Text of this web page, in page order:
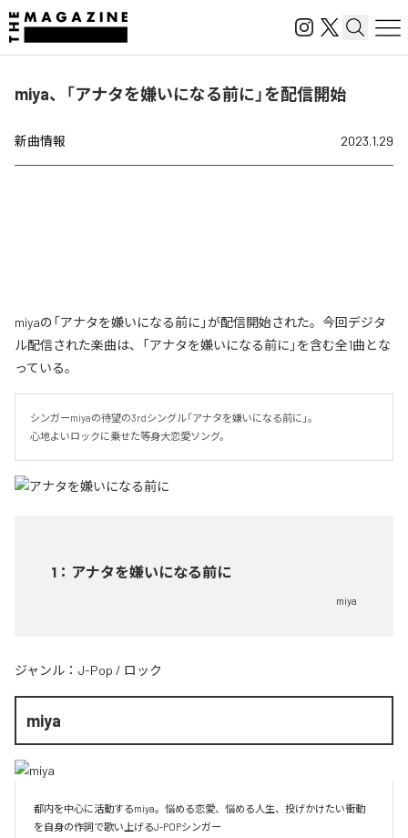
miya、「アナタを嫌いになる前に」を配信開始
新曲情報 2023.1.29
miyaの「アナタを嫌いになる前に」が配信開始された。今回デジタ
ル配信された楽曲は、「アナタを嫌いになる前に」を含む全1曲とな
っている。
シンガーmiyaの待望の3rdシングル「アナタを嫌いになる前に」。
心地よいロックに乗せた等身大恋愛ソング。
1 ： アナタを嫌いになる前に
miya
ジャンル： J-Pop / ロック
miya
都内を中心に活動するmiya。悩める恋愛、悩める人生、投げかけたい衝動
を自身の作詞で歌い上げるJ-POPシンガー